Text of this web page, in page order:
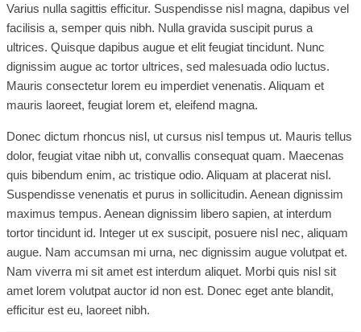
Varius nulla sagittis efficitur. Suspendisse nisl magna, dapibus vel
facilisis a, semper quis nibh. Nulla gravida suscipit purus a
ultrices. Quisque dapibus augue et elit feugiat tincidunt. Nunc
dignissim augue ac tortor ultrices, sed malesuada odio luctus.
Mauris consectetur lorem eu imperdiet venenatis. Aliquam et
mauris laoreet, feugiat lorem et, eleifend magna.
Donec dictum rhoncus nisl, ut cursus nisl tempus ut. Mauris tellus
dolor, feugiat vitae nibh ut, convallis consequat quam. Maecenas
quis bibendum enim, ac tristique odio. Aliquam at placerat nisl.
Suspendisse venenatis et purus in sollicitudin. Aenean dignissim
maximus tempus. Aenean dignissim libero sapien, at interdum
tortor tincidunt id. Integer ut ex suscipit, posuere nisl nec, aliquam
augue. Nam accumsan mi urna, nec dignissim augue volutpat et.
Nam viverra mi sit amet est interdum aliquet. Morbi quis nisl sit
amet lorem volutpat auctor id non est. Donec eget ante blandit,
efficitur est eu, laoreet nibh.